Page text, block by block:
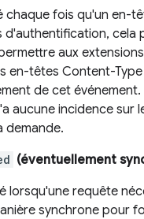
chaque fois qu'un en-
d'authentification, cela
aux
en-têtes Content-
de cet
aucune incidence sur
demande.
(éventuellement
lorsqu'une requête
synchrone pour